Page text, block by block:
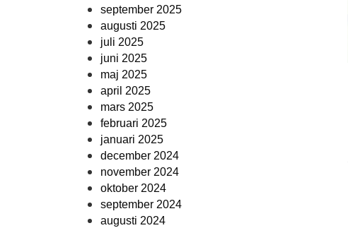
september 2025
augusti 2025
juli 2025
juni 2025
maj 2025
april 2025
mars 2025
februari 2025
januari 2025
december 2024
november 2024
oktober 2024
september 2024
augusti 2024